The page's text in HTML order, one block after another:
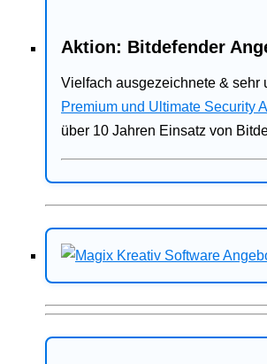
Aktion: Bitdefender
Vielfach ausgezeichnete & sehr
Premium und Ultimate Security
über 10 Jahren Einsatz von